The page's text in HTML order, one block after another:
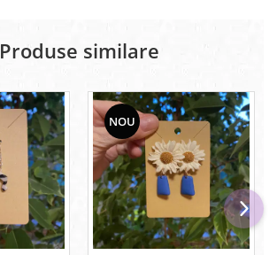
Produse similare
NOU